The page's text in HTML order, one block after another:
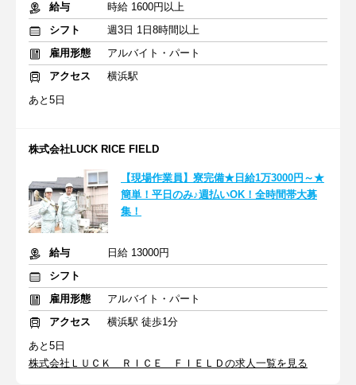
給与
時給 1600円以上
シフト
週3日 1日8時間以上
雇用形態
アルバイト・パート
アクセス
横浜駅
あと5日
株式会社LUCK RICE FIELD
【現場作業員】寮完備★日給1万3000円～★
簡単！平日のみ♪週払いOK！全時間帯大募
集！
給与
日給 13000円
シフト
雇用形態
アルバイト・パート
アクセス
横浜駅 徒歩1分
あと5日
株式会社ＬＵＣＫ ＲＩＣＥ ＦＩＥＬＤの求人一覧を見る